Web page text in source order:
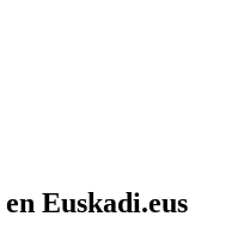
Euskadi.eus